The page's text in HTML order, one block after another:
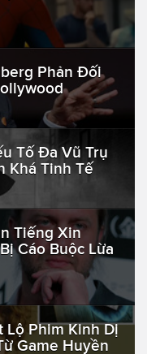
Phản Đối
Tố Đa Vũ Trụ
Khá Tinh Tế
Tiếng Xin
Cáo Buộc Lừa
Lộ Phim Kinh Dị
Game Huyền